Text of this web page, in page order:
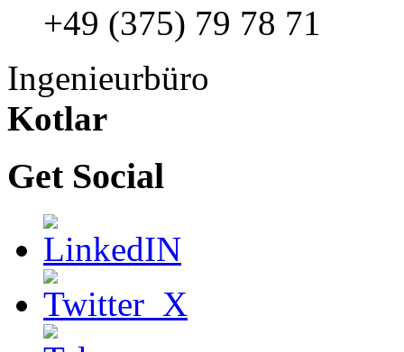
+49 (375) 79 78 71
Ingenieurbüro
Kotlar
Get Social